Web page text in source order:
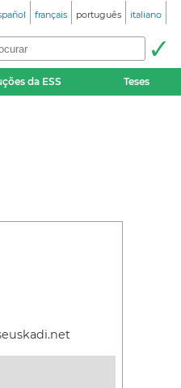
français português italiano
da ESS Teses